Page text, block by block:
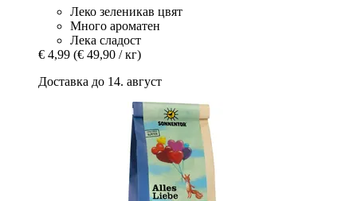
Леко зеленикав цвят
Много ароматен
Лека сладост
€ 4,99 (€ 49,90 / кг)
Доставка до 14. август